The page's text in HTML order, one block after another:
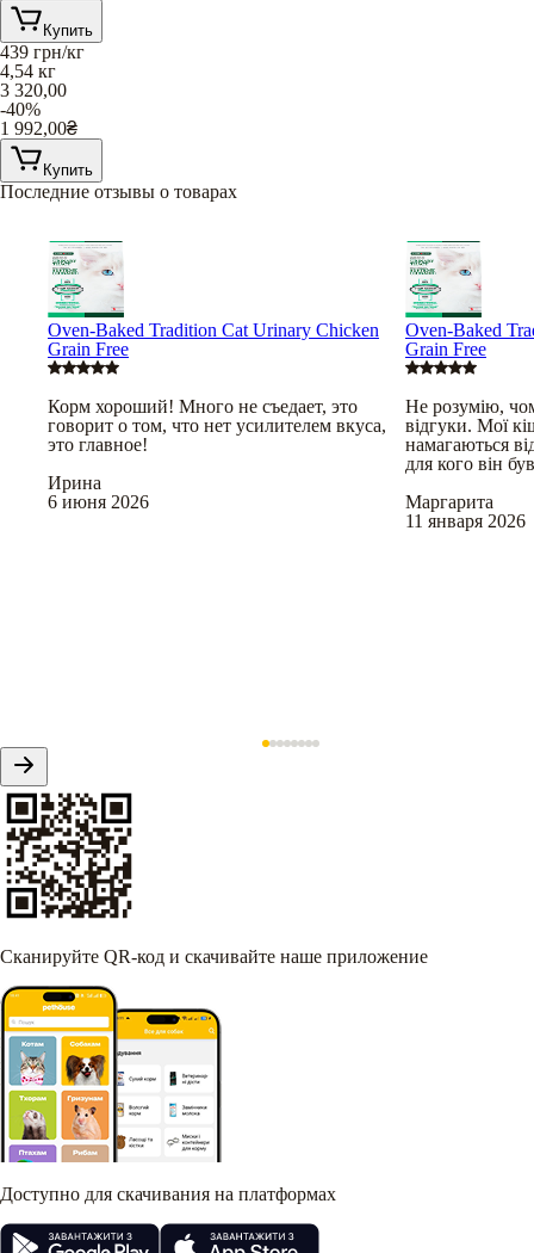
Купить
439 грн/кг
4,54 кг
3 320,00
-40%
1 992,00₴
Купить
Последние отзывы о товарах
Oven-Baked Tradition Cat Urinary Chicken
Grain Free
Корм хороший! Много не съедает, это
говорит о том, что нет усилителем вкуса,
это главное!
Ирина
6 июня 2026
Oven-Baked
Grain Free
Не розумію,
відгуки. Мої
намагаються
для кого він
Маргарита
11 января 2026
Сканируйте QR-код и скачивайте наше приложение
Доступно для скачивания на платформах